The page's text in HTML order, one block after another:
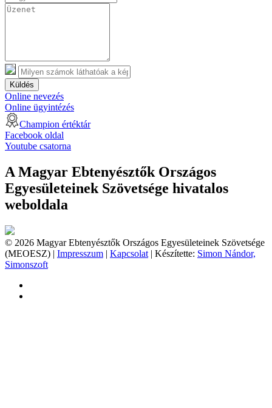
Küldés
Online nevezés
Online ügyintézés
Champion értéktár
Facebook oldal
Youtube csatorna
A Magyar Ebtenyésztők Országos
Egyesületeinek Szövetsége hivatalos
weboldala
© 2026 Magyar Ebtenyésztők Országos Egyesületeinek Szövetsége
(MEOESZ) | Impresszum | Kapcsolat | Készítette: Simon Nándor,
Simonszoft